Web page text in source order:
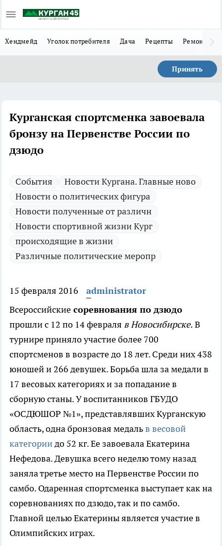
Хендмейд Уголок потребителя Дача Рецепты Ремонт
Принять
Курганская спортсменка завоевала
бронзу на Первенстве России по
дзюдо
Cобытия
Новости Кургана. Главные ново
Новости о политических фигура
Новости полученные от различн
Новости спортивной жизни Кург
происходящие в жизни
Различные политические меропр
15 февраля 2016
administrator
Всероссийские соревнования по дзюдо
прошли с 12 по 14 февраля в Новосибирске. В
турнире приняло участие более 700
спортсменов в возрасте до 18 лет. Среди них 438
юношей и 266 девушек. Борьба шла за медали в
17 весовых категориях и за попадание в
сборную станы. У воспитанников ГБУДО
«ОСДЮШОР №1», представлявших Курганскую
область, одна бронзовая медальв весовой
категориидо 52 кг. Ее завоевала Екатерина
Нефедова. Девушка всего неделю тому назад
заняла третье место на Первенстве России по
самбо. Одаренная спортсменка выступает как на
соревнованиях по дзюдо, так и по самбо.
Главной целью Екатерины является участие в
Олимпийских играх.